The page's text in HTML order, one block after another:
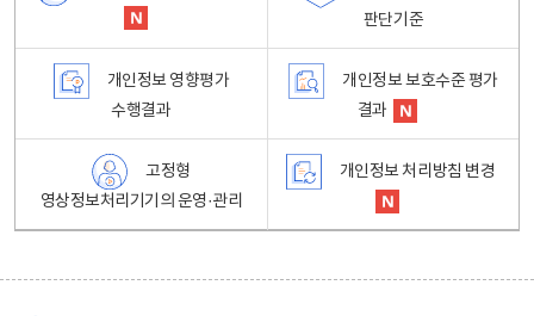
판단기준
개인정보 영향평가
수행결과
개인정보 보호수준 평가
결과
고정형
영상정보처리기기의 운영·관리
개인정보 처리방침 변경